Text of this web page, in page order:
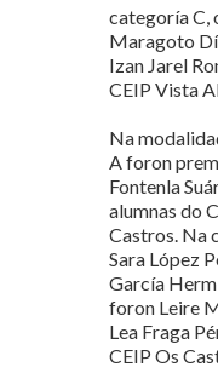
categoría C,
Maragoto
Izan Jarel
CEIP Vista
Na
A foron
Fontenla
alumnas do
Castros. Na
Sara López
García
foron Leire
Lea Fraga
CEIP Os